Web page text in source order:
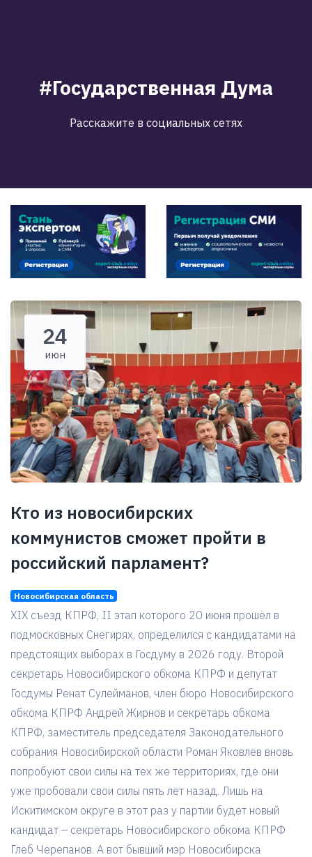
#Государственная Дума
Расскажите в социальных сетях
24
июн
Кто из новосибирских
коммунистов сможет пройти в
российский парламент?
Новосибирская область
XIX съезд КПРФ, II этап которого 20 июня прошёл в
подмосковных Снегирях, определился с кандидатами на
предстоящих выборах в Госдуму в 2026 году. Второй
секретарь Новосибирского обкома КПРФ и депутат
Госдумы Ренат Сулейманов, член бюро Новосибирского
обкома КПРФ Андрей Жирнов и секретарь обкома
КПРФ, заместитель председателя Законодательного
собрания Новосибирской области Роман Яковлев вновь
попробуют свои силы на тех же территориях, где они
уже пробовали свои силы пять лет назад. Лишь на
Искитимском округе в этот раз у партии будет новый
кандидат – секретарь Новосибирского обкома КПРФ
Глеб Черепанов. А вот бывший мэр Новосибирска